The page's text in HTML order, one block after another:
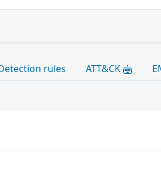
rules ATT&CK